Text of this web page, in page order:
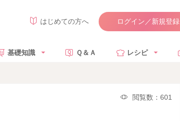
はじめての方へ ログイン／新規登録
基礎知識 Ｑ＆Ａ レシピ
閲覧数：601